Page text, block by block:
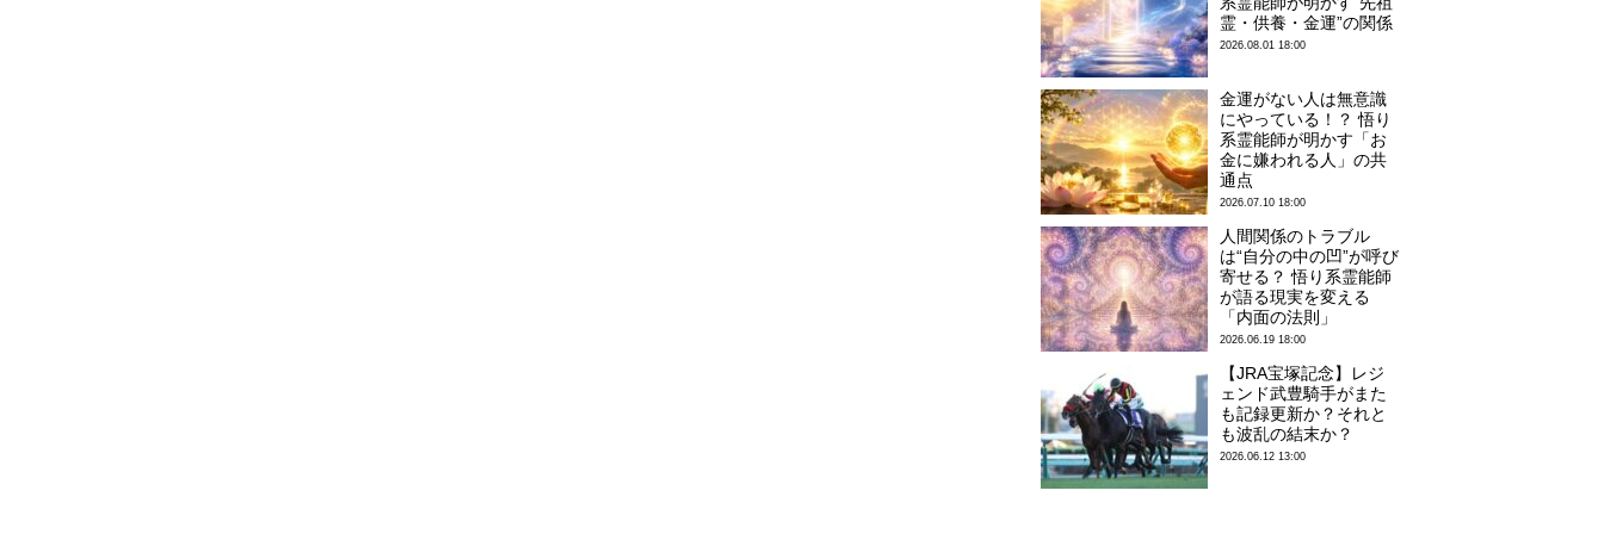
霊・供養・金運”の関係
2026.08.01 18:00
金運がない人は無意識
にやっている！？ 悟り
系霊能師が明かす「お
金に嫌われる人」の共
通点
2026.07.10 18:00
人間関係のトラブル
は“自分の中の凹”が呼び
寄せる？ 悟り系霊能師
が語る現実を変える
「内面の法則」
2026.06.19 18:00
【JRA宝塚記念】レジ
ェンド武豊騎手がまた
も記録更新か？それと
も波乱の結末か？
2026.06.12 13:00